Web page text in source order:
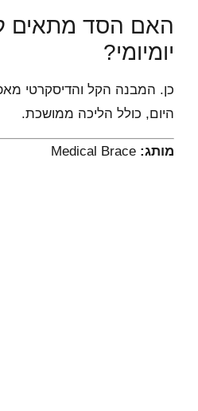
האם הסד מתאים
יומיומי?
כן. המבנה הקל והדיסקרטי
היום, כולל הליכה ממושכת.
מותג: